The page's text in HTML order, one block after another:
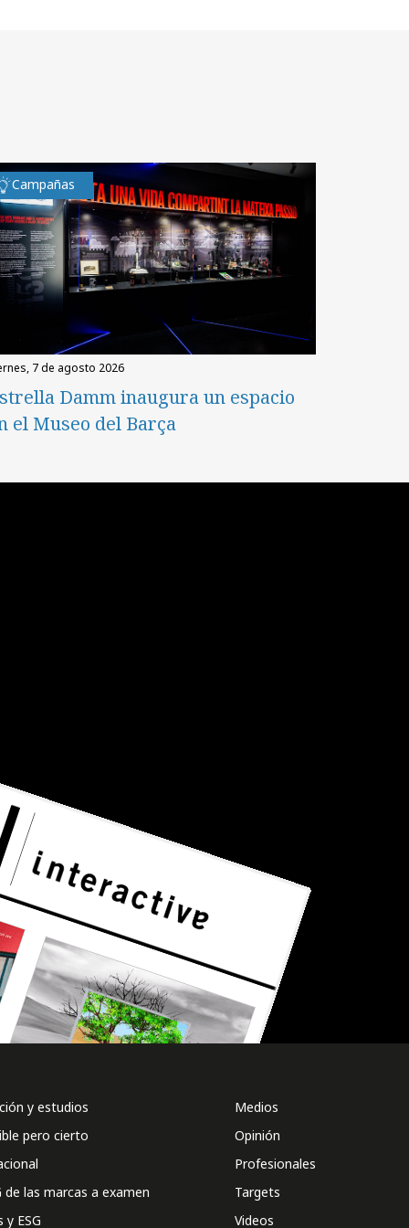
Campañas
7 de agosto 2026
Damm inaugura un espacio
el Museo del Barça
y estudios
pero cierto
de las marcas a examen
y ESG
Medios
Opinión
Profesionales
Targets
Videos